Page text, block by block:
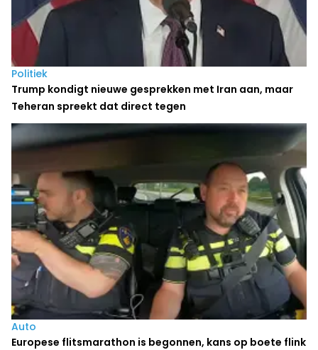
Politiek
Trump kondigt nieuwe gesprekken met Iran aan, maar
Teheran spreekt dat direct tegen
Auto
Europese flitsmarathon is begonnen, kans op boete flink